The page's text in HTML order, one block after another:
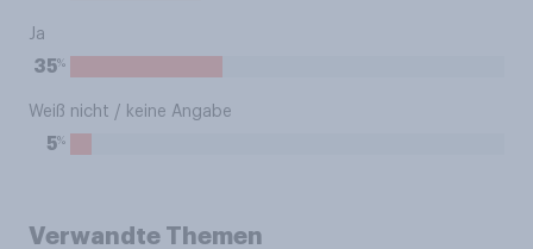
Ja
35%
Weiß nicht / keine Angabe
5%
Verwandte Themen